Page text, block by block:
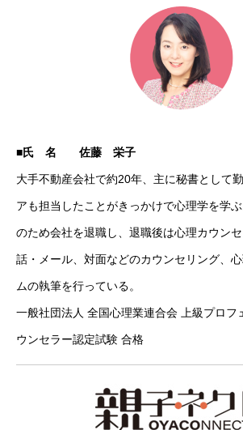
■氏 名 佐藤 栄子
大手不動産会社で約20年、主に秘書として
アも担当したことがきっかけで心理学を学
のため会社を退職し、退職後は心理カウン
話・メール、対面などのカウンセリング、
ムの執筆を行っている。
一般社団法人 全国心理業連合会 上級プロフ
ウンセラー認定試験 合格